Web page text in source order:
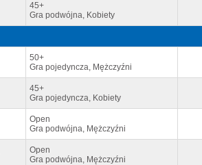
45+
Gra podwójna, Kobiety
50+
Gra pojedyncza, Mężczyźni
45+
Gra pojedyncza, Kobiety
Open
Gra podwójna, Mężczyźni
Open
Gra podwójna, Mężczyźni